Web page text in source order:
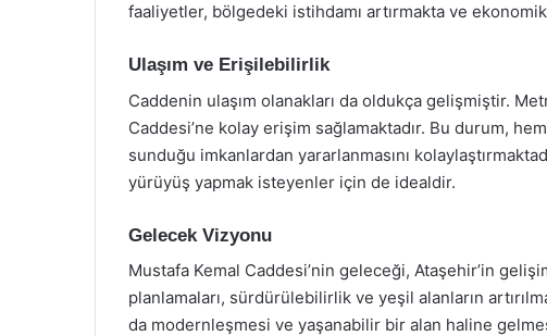
faaliyetler, bölgedeki istihdamı artırmakta ve ekonomik
Ulaşım ve Erişilebilirlik
Caddenin ulaşım olanakları da oldukça gelişmiştir.
Caddesi’ne kolay erişim sağlamaktadır. Bu durum,
sunduğu imkanlardan yararlanmasını
yürüyüş yapmak isteyenler için de idealdir.
Gelecek Vizyonu
Mustafa Kemal Caddesi’nin geleceği, Ataşehir’in
planlamaları, sürdürülebilirlik ve yeşil alanların
da modernleşmesi ve yaşanabilir bir alan haline